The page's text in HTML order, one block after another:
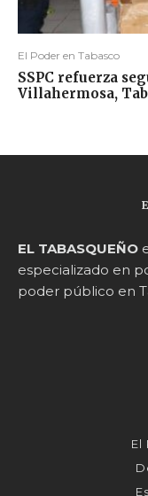
El Poder en Tabasco
SSPC refuerza
Villahermosa,
EL TABASQUEÑO
especializado en
poder público en
El